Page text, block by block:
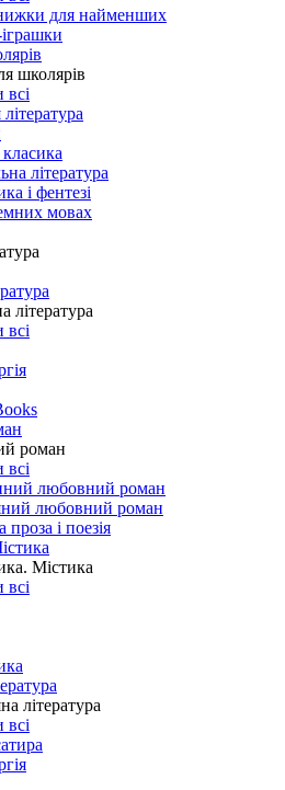
для найменших
школярів
всі
література
і фентезі
мовах
література
всі
роман
всі
любовний роман
любовний роман
і поезія
Містика
всі
література
всі